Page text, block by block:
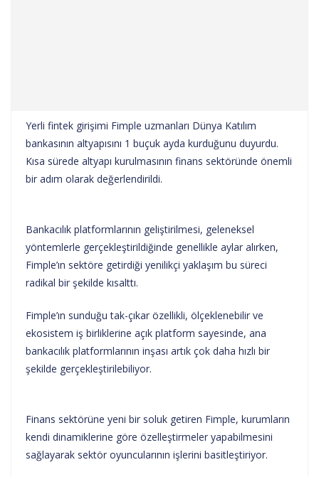
Yerli fintek girişimi Fimple uzmanları Dünya Katılım
bankasının altyapısını 1 buçuk ayda kurduğunu duyurdu.
Kısa sürede altyapı kurulmasının finans sektöründe önemli
bir adım olarak değerlendirildi.
Bankacılık platformlarının geliştirilmesi, geleneksel
yöntemlerle gerçekleştirildiğinde genellikle aylar alırken,
Fimple’ın sektöre getirdiği yenilikçi yaklaşım bu süreci
radikal bir şekilde kısalttı.
Fimple’ın sunduğu tak-çıkar özellikli, ölçeklenebilir ve
ekosistem iş birliklerine açık platform sayesinde, ana
bankacılık platformlarının inşası artık çok daha hızlı bir
şekilde gerçekleştirilebiliyor.
Finans sektörüne yeni bir soluk getiren Fimple, kurumların
kendi dinamiklerine göre özelleştirmeler yapabilmesini
sağlayarak sektör oyuncularının işlerini basitleştiriyor.